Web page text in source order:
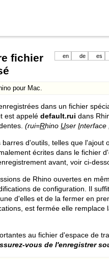
en de es
fichier
pour Mac.
dans un fichier
est appelé default.rui dans
(rui=Rhino User Interface
d'outils, telles que l'ajout
écrites dans le fichier
avant, voir ci-
de Rhino ouvertes en
de configuration. Il
d'elles et de la fermer en
est fermée elle remplace
au fichier d'espace de
vous de l'enregistrer